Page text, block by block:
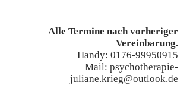
Alle Termine nach vorheriger
Vereinbarung.
Handy: 0176-99950915
Mail: psychotherapie-
juliane.krieg@outlook.de